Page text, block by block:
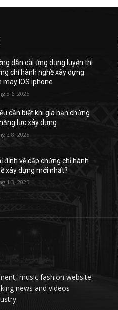
dẫn cài ứng dụng luyện thi
chỉ hành nghề xây dựng
máy IOS iphone
3 6, 2025
cần biết khi gia hạn chứng
lực xây dựng
2 8, 2025
định về cấp chứng chỉ hành
xây dựng mới nhất?
1 3, 2025
music fashion website.
news and videos